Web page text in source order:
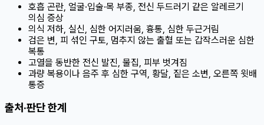
호흡 곤란, 얼굴·입술·목 부종, 전신 두드러기 같은 알레르기
의심 증상
의식 저하, 실신, 심한 어지러움, 흉통, 심한 두근거림
검은 변, 피 섞인 구토, 멈추지 않는 출혈 또는 갑작스러운 심한
복통
고열을 동반한 전신 발진, 물집, 피부 벗겨짐
과량 복용이나 음주 후 심한 구역, 황달, 짙은 소변, 오른쪽 윗배
통증
출처·판단 한계